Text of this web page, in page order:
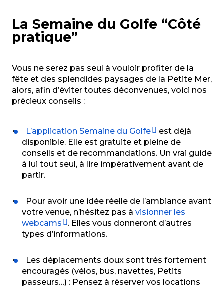
La Semaine du Golfe “Côté
pratique”
Vous ne serez pas seul à vouloir profiter de la
fête et des splendides paysages de la Petite Mer,
alors, afin d’éviter toutes déconvenues, voici nos
précieux conseils :
L’application Semaine du Golfe
est déjà
disponible. Elle est gratuite et pleine de
conseils et de recommandations. Un vrai guide
à lui tout seul, à lire impérativement avant de
partir.
Pour avoir une idée réelle de l’ambiance avant
votre venue, n’hésitez pas à visionner les
webcams
. Elles vous donneront d’autres
types d’informations.
Les déplacements doux sont très fortement
encouragés (vélos, bus, navettes, Petits
passeurs…) : Pensez à réserver vos locations